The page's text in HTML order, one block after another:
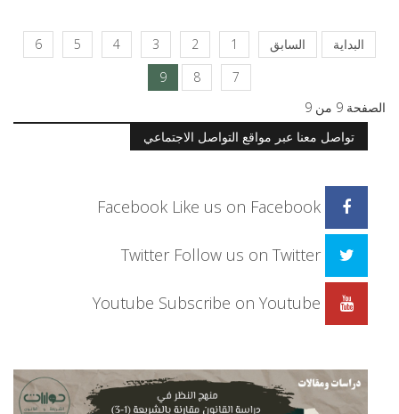
البداية السابق 1
2
3
4
5
6
7
8
9
الصفحة 9 من 9
تواصل معنا عبر مواقع التواصل الاجتماعي
Facebook Like us on Facebook
Twitter Follow us on Twitter
Youtube Subscribe on Youtube